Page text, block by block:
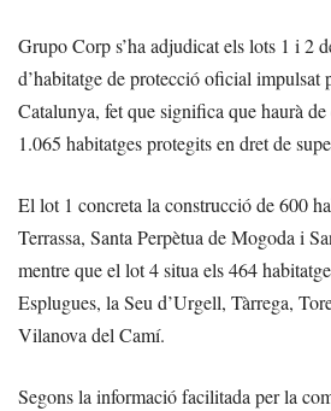
Grupo Corp s’ha adjudicat els lots 1 i 2
d’habitatge de protecció oficial impulsat
Catalunya, fet que significa que haurà
1.065 habitatges protegits en dret de
El lot 1 concreta la construcció de 600
Terrassa, Santa Perpètua de Mogoda i
mentre que el lot 4 situa els 464
Esplugues, la Seu d’Urgell, Tàrrega,
Vilanova del Camí.
Segons la informació facilitada per la